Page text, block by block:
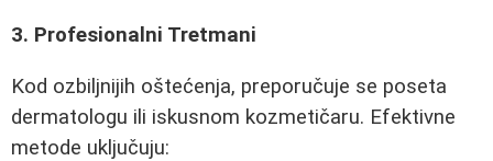
3. Profesionalni Tretmani
Kod ozbiljnijih oštećenja, preporučuje se poseta
dermatologu ili iskusnom kozmetičaru. Efektivne
metode uključuju: